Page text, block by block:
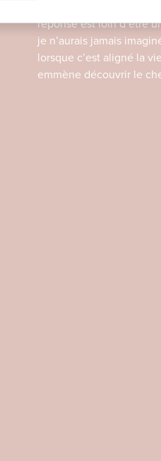
réponse est loin d’être
je n’aurais jamais
lorsque c’est aligné la
emmène découvrir le